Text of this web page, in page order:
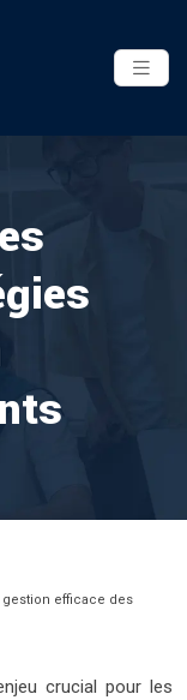
efficace des
crucial pour les